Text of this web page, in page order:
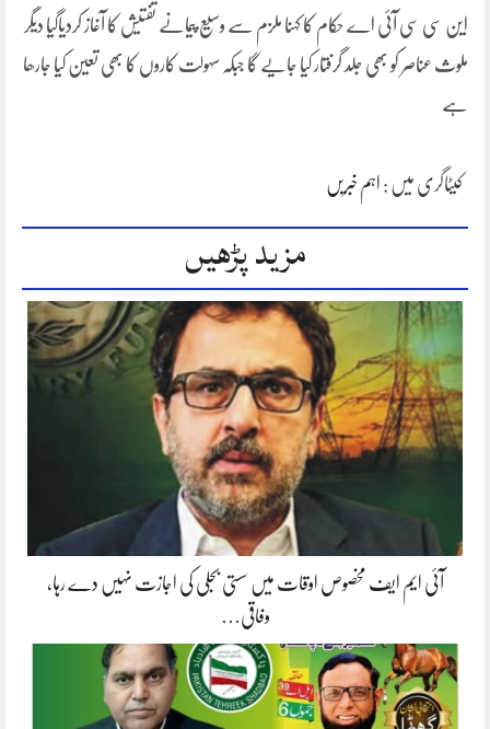
این سی سی آئی اے حکام کا کہنا ملزم سے وسیع پیمانے تفتیش کا آغاز کردیاگیا دیگر
ملوث عناصر کو بھی جلد گرفتار کیا جایے گا جبکہ سہولت کاروں کا بھی تعین کیا جارھا
ہے
کیٹاگری میں : اہم خبریں
مزید پڑھیں
آئی ایم ایف مخصوص اوقات میں سستی بجلی کی اجازت نہیں دے رہا،
وفاقی…